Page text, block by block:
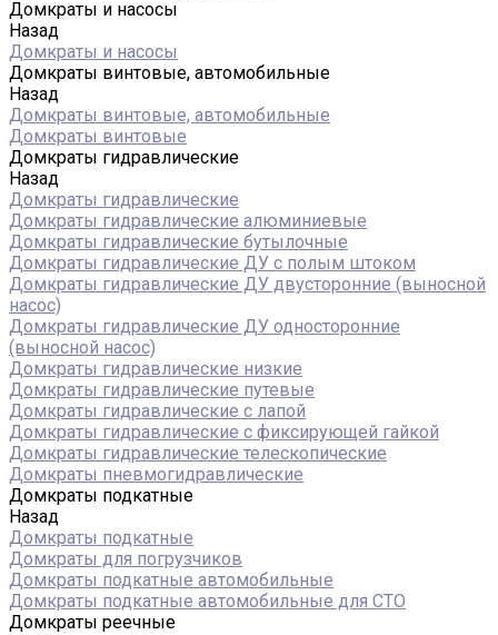
Домкраты и насосы
Назад
Домкраты и насосы
Домкраты винтовые, автомобильные
Назад
Домкраты винтовые, автомобильные
Домкраты винтовые
Домкраты гидравлические
Назад
Домкраты гидравлические
Домкраты гидравлические алюминиевые
Домкраты гидравлические бутылочные
Домкраты гидравлические ДУ c полым штоком
Домкраты гидравлические ДУ двусторонние (выносной
насос)
Домкраты гидравлические ДУ односторонние
(выносной насос)
Домкраты гидравлические низкие
Домкраты гидравлические путевые
Домкраты гидравлические с лапой
Домкраты гидравлические с фиксирующей гайкой
Домкраты гидравлические телескопические
Домкраты пневмогидравлические
Домкраты подкатные
Назад
Домкраты подкатные
Домкраты для погрузчиков
Домкраты подкатные автомобильные
Домкраты подкатные автомобильные для СТО
Домкраты реечные